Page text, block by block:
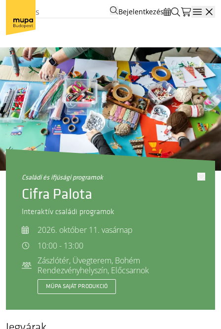
Bejelentkezés
családi és ifjúsági programok
Cifra Palota
Interaktív családi programok
2026. október 11. vasárnap
10:00 - 13:00
Zászlótér, Üvegterem, Bohém
Rendezvényhelyszín, Előcsarnok
MÜPA SAJÁT PRODUKCIÓ